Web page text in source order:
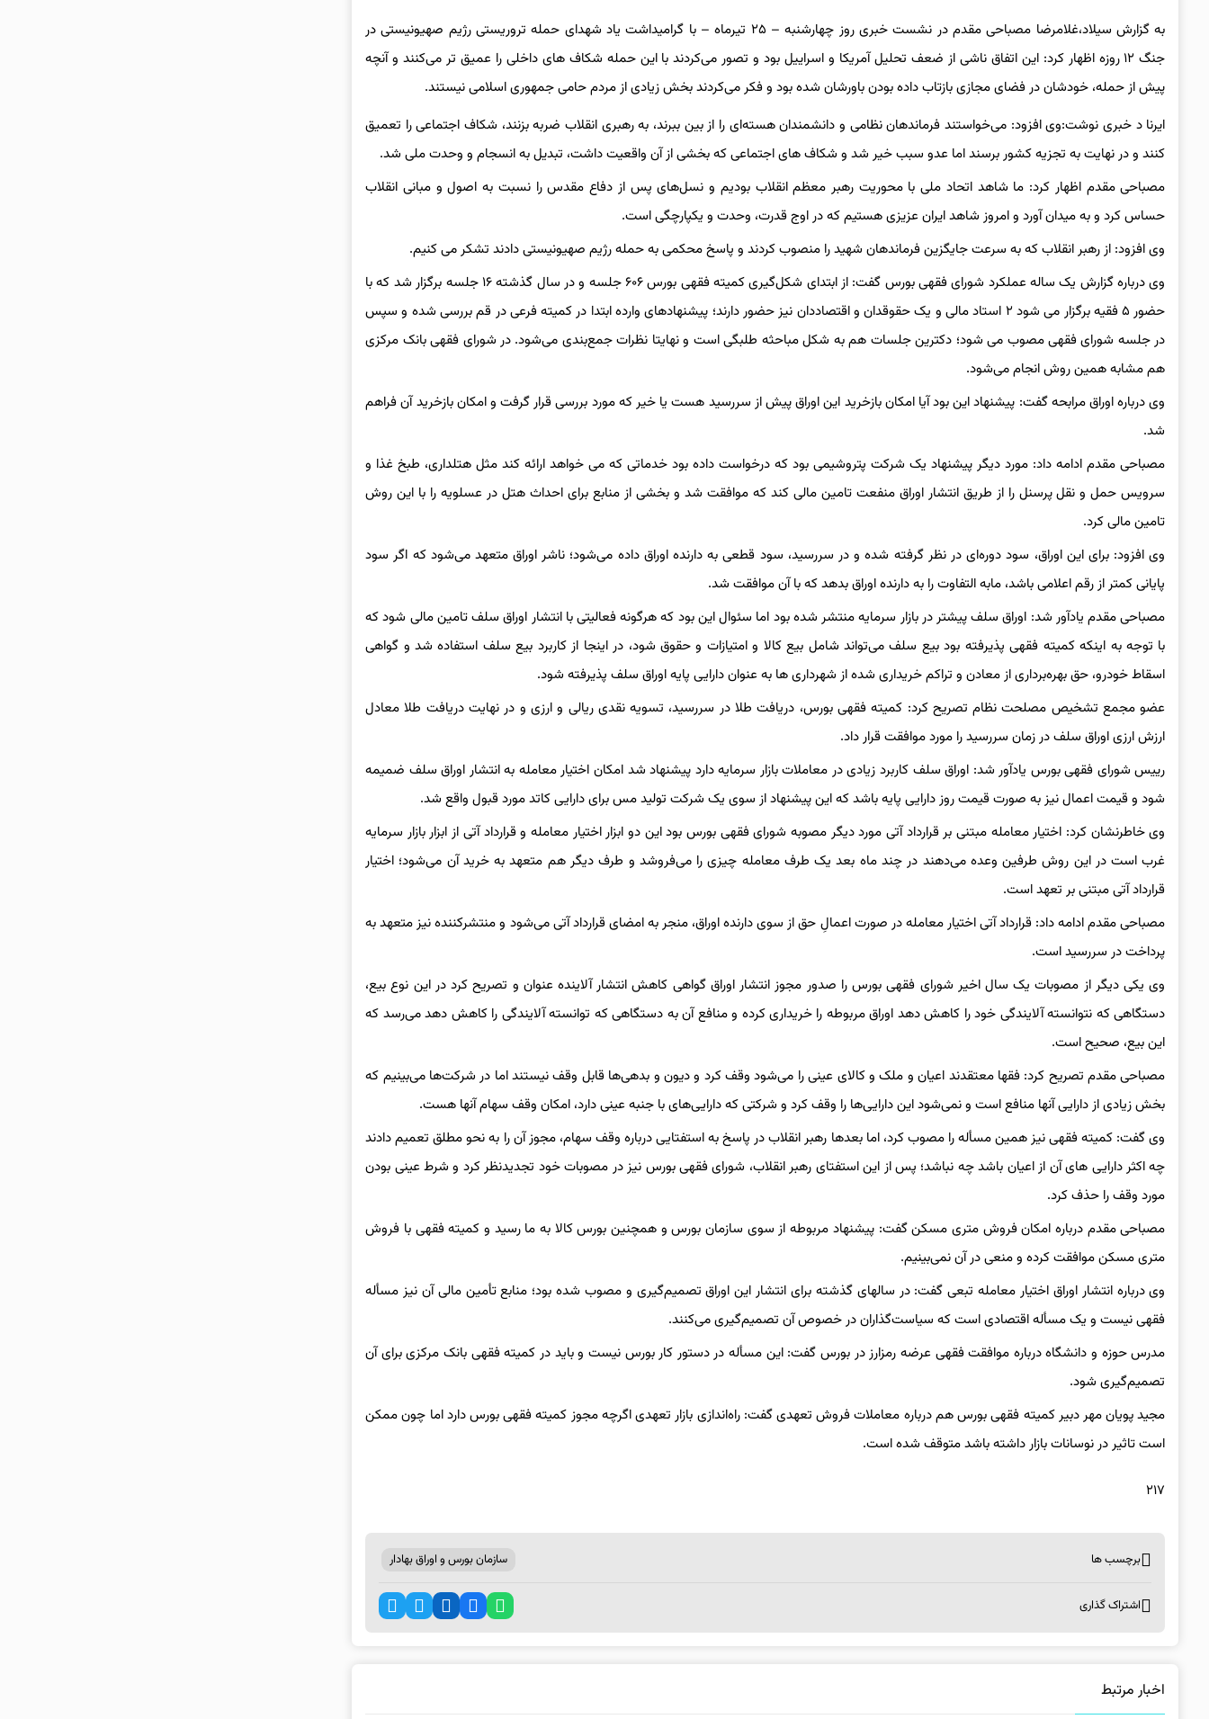
به گزارش سیلاد،غلامرضا مصباحی مقدم در نشست خبری روز چهارشنبه – ۲۵ تیرماه – با گرامیداشت یاد شهدای حمله تروریستی رژیم صهیونیستی در
جنگ ۱۲ روزه اظهار کرد: این اتفاق ناشی از ضعف تحلیل آمریکا و اسراییل بود و تصور می‌کردند با این حمله شکاف های داخلی را عمیق تر می‌کنند و آنچه
پیش از حمله، خودشان در فضای مجازی بازتاب داده بودن باورشان شده بود و فکر می‌کردند بخش زیادی از مردم حامی جمهوری اسلامی نیستند.
ایرنا د خبری نوشت:وی افزود: می‌خواستند فرماندهان نظامی و دانشمندان هسته‌ای را از بین ببرند، به رهبری انقلاب ضربه بزنند، شکاف اجتماعی را تعمیق
کنند و در نهایت به تجزیه کشور برسند اما عدو سبب خیر شد و شکاف های اجتماعی که بخشی‌ از آن واقعیت داشت، تبدیل به انسجام و وحدت ملی شد.
مصباحی مقدم اظهار کرد: ما شاهد اتحاد ملی با محوریت رهبر معظم انقلاب بودیم‌ و نسل‌های پس از دفاع مقدس را نسبت به اصول و مبانی انقلاب
حساس کرد و به میدان آورد و امروز شاهد ایران عزیزی هستیم که در اوج قدرت، وحدت و یکپارچگی است.
وی افزود: از رهبر انقلاب که به سرعت جایگزین فرماندهان شهید را منصوب کردند و پاسخ محکمی به حمله رژیم صهیونیستی دادند تشکر می کنیم.
وی درباره گزارش یک ساله عملکرد شورای فقهی بورس گفت: از ابتدای شکل‌گیری کمیته فقهی بورس ۶۰۶ جلسه و در سال گذشته ۱۶ جلسه برگزار شد که با
حضور ۵ فقیه برگزار می شود ۲ استاد مالی و یک حقوقدان و اقتصاددان نیز حضور دارند؛ پیشنهادهای وارده ابتدا در کمیته فرعی در قم بررسی شده و سپس
در جلسه شورای فقهی مصوب می شود؛ دکترین جلسات هم به شکل مباحثه طلبگی است و نهایتا نظرات جمع‌بندی می‌شود. در شورای فقهی بانک مرکزی
هم مشابه همین روش انجام می‌شود.
وی درباره اوراق مرابحه گفت: پیشنهاد این بود آیا امکان بازخرید این اوراق پیش از سررسید هست یا خیر که مورد بررسی قرار گرفت و امکان بازخرید آن فراهم
شد.
مصباحی مقدم ادامه داد: مورد دیگر پیشنهاد یک شرکت پتروشیمی بود که درخواست داده بود خدماتی که می خواهد ارائه کند مثل هتلداری، طبخ غذا و
سرویس حمل و نقل پرسنل را از طریق انتشار اوراق منفعت تامین مالی کند که موافقت شد و بخشی از منابع برای احداث هتل در عسلویه را با این روش
تامین مالی کرد.
وی افزود: برای این اوراق، سود دوره‌ای در نظر گرفته شده و در سررسید، سود قطعی به دارنده اوراق داده می‌شود؛ ناشر اوراق متعهد می‌شود که اگر سود
پایانی کمتر از رقم اعلامی باشد، مابه التفاوت را به دارنده اوراق بدهد که با آن موافقت شد.
مصباحی مقدم یادآور شد: اوراق سلف پیشتر در بازار سرمایه منتشر شده بود اما سئوال این بود که هرگونه فعالیتی با انتشار اوراق سلف تامین مالی شود که
با توجه به اینکه کمیته فقهی پذیرفته بود بیع سلف می‌تواند شامل بیع کالا و امتیازات و حقوق شود، در اینجا از کاربرد بیع سلف استفاده شد و گواهی
اسقاط خودرو، حق بهره‌برداری از معادن و تراکم خریداری شده از شهرداری ها به عنوان دارایی پایه اوراق سلف پذیرفته شود.
عضو مجمع تشخیص مصلحت نظام تصریح کرد: کمیته فقهی بورس، دریافت طلا در سررسید، تسویه نقدی ریالی و ارزی و در نهایت دریافت طلا معادل
ارزش ارزی اوراق سلف در زمان سررسید را مورد موافقت قرار داد.
رییس شورای فقهی بورس یادآور شد: اوراق سلف کاربرد زیادی در معاملات بازار سرمایه دارد پیشنهاد شد امکان اختیار معامله به انتشار اوراق سلف ضمیمه
شود و قیمت اعمال نیز به صورت قیمت روز دارایی پایه باشد که این پیشنهاد از سوی یک شرکت تولید مس برای دارایی کاتد مورد قبول واقع شد.
وی خاطرنشان کرد: اختیار معامله مبتنی بر قرارداد آتی مورد دیگر مصوبه شورای فقهی بورس بود این دو ابزار اختیار معامله و قرارداد آتی از ابزار بازار سرمایه
غرب است در این روش طرفین وعده می‌دهند در چند ماه بعد یک طرف معامله چیزی را می‌فروشد و طرف دیگر هم متعهد به خرید آن می‌شود؛ اختیار
قرارداد آتی مبتنی بر تعهد است.
مصباحی مقدم ادامه داد: قرارداد آتی اختیار معامله در صورت اعمالِ حق از سوی دارنده اوراق، منجر به امضای قرارداد آتی می‌شود و منتشرکننده نیز متعهد به
پرداخت در سررسید است.
وی یکی دیگر از مصوبات یک سال اخیر شورای فقهی بورس را صدور مجوز انتشار اوراق گواهی کاهش انتشار آلاینده عنوان و تصریح کرد در این نوع بیع،
دستگاهی که نتوانسته آلایندگی خود را کاهش دهد اوراق مربوطه را خریداری کرده و منافع آن به دستگاهی که توانسته آلایندگی را کاهش دهد می‌رسد که
این بیع، صحیح است.
مصباحی مقدم تصریح کرد: فقها معتقدند اعیان و ملک و کالای عینی را می‌شود وقف کرد و دیون و بدهی‌ها قابل وقف نیستند اما در شرکت‌ها می‌بینیم که
بخش زیادی از دارایی آنها منافع است و نمی‌شود این دارایی‌ها را وقف کرد و شرکتی که دارایی‌های با جنبه عینی دارد، امکان وقف سهام آنها هست.
وی گفت: کمیته فقهی نیز همین مسأله را مصوب کرد، اما بعدها رهبر انقلاب در پاسخ به استفتایی درباره وقف سهام، مجوز آن را به نحو مطلق تعمیم دادند
چه اکثر دارایی های آن از اعیان باشد چه نباشد؛ پس از این استفتای رهبر انقلاب، شورای فقهی بورس نیز در مصوبات خود تجدیدنظر کرد و شرط عینی بودن
مورد وقف را حذف کرد.
مصباحی مقدم درباره امکان فروش متری مسکن گفت: پیشنهاد مربوطه از سوی سازمان بورس و همچنین بورس کالا به ما رسید و کمیته فقهی با فروش
متری مسکن موافقت کرده و منعی در آن نمی‌بینیم.
وی درباره انتشار اوراق اختیار معامله تبعی گفت: در سالهای گذشته برای انتشار این اوراق تصمیم‌گیری و مصوب شده بود؛ منابع تأمین مالی آن نیز مسأله
فقهی نیست و یک مسأله اقتصادی است که سیاست‌گذاران در خصوص آن تصمیم‌گیری می‌کنند.
مدرس حوزه و دانشگاه درباره موافقت فقهی عرضه رمزارز در بورس گفت: این مسأله در دستور کار بورس نیست و باید در کمیته فقهی بانک مرکزی برای آن
تصمیم‌گیری شود.
مجید پویان مهر دبیر کمیته فقهی بورس هم درباره معاملات فروش تعهدی گفت: راه‌اندازی بازار تعهدی اگرچه مجوز کمیته فقهی بورس دارد اما چون ممکن
است تاثیر در نوسانات بازار داشته باشد متوقف شده است.
۲۱۷
برچسب ها سازمان بورس و اوراق بهادار
اشتراک گذاری
اخبار مرتبط